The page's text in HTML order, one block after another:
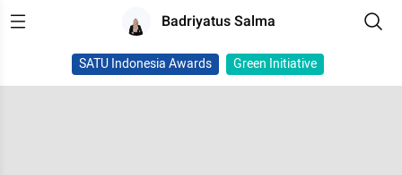
Badriyatus Salma
SATU Indonesia Awards Green Initiative